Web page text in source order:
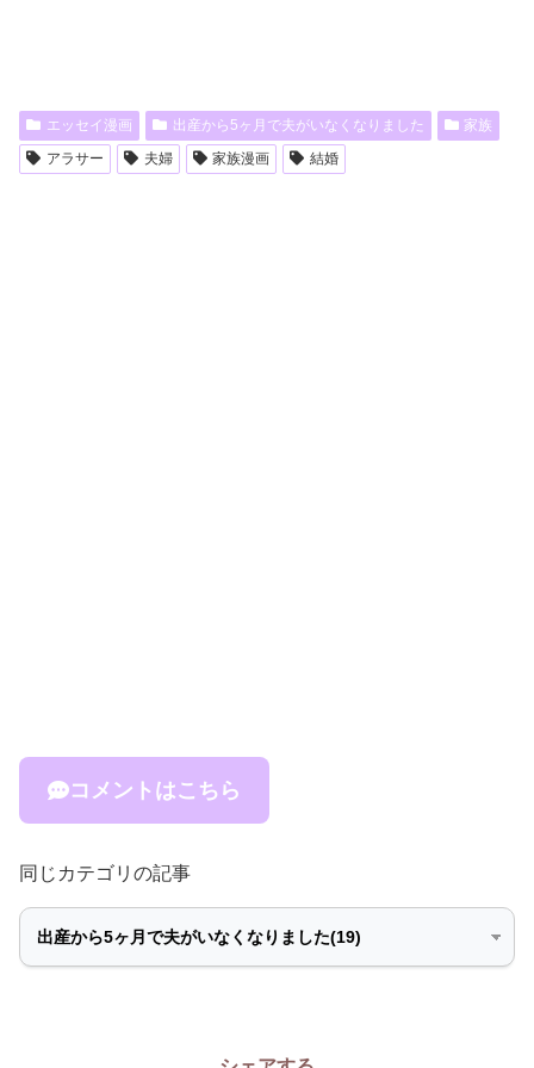
エッセイ漫画 出産から5ヶ月で夫がいなくなりました
家族
アラサー
夫婦 家族漫画 結婚
コメントはこちら
同じカテゴリの記事